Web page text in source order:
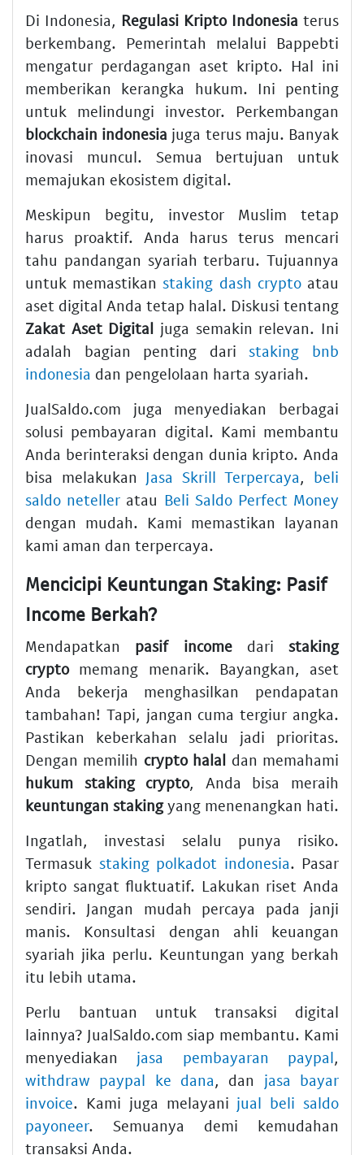
Di Indonesia, Regulasi Kripto Indonesia terus
berkembang. Pemerintah melalui Bappebti
mengatur perdagangan aset kripto. Hal ini
memberikan kerangka hukum. Ini penting
untuk melindungi investor. Perkembangan
blockchain indonesia juga terus maju. Banyak
inovasi muncul. Semua bertujuan untuk
memajukan ekosistem digital.
Meskipun begitu, investor Muslim tetap
harus proaktif. Anda harus terus mencari
tahu pandangan syariah terbaru. Tujuannya
untuk memastikanstaking dash cryptoatau
aset digital Anda tetap halal. Diskusi tentang
Zakat Aset Digital juga semakin relevan. Ini
adalah bagian penting daristaking bnb
indonesia dan pengelolaan harta syariah.
JualSaldo.com juga menyediakan berbagai
solusi pembayaran digital. Kami membantu
Anda berinteraksi dengan dunia kripto. Anda
bisa melakukan Jasa Skrill Terpercaya, beli
saldo neteller atau Beli Saldo Perfect Money
dengan mudah. Kami memastikan layanan
kami aman dan terpercaya.
Mencicipi Keuntungan Staking: Pasif
Income Berkah?
Mendapatkan pasif incomedari staking
cryptomemang menarik. Bayangkan, aset
Anda bekerja menghasilkan pendapatan
tambahan! Tapi, jangan cuma tergiur angka.
Pastikan keberkahan selalu jadi prioritas.
Dengan memilih crypto halal dan memahami
hukum staking crypto, Anda bisa meraih
keuntungan stakingyang menenangkan hati.
Ingatlah, investasi selalu punya risiko.
Termasuk staking polkadot indonesia. Pasar
kripto sangat fluktuatif. Lakukan riset Anda
sendiri. Jangan mudah percaya pada janji
manis. Konsultasi dengan ahli keuangan
syariah jika perlu. Keuntungan yang berkah
itu lebih utama.
Perlu bantuan untuk transaksi digital
lainnya? JualSaldo.com siap membantu. Kami
menyediakan jasa pembayaran paypal,
withdraw paypal ke dana, dan jasa bayar
invoice. Kami juga melayani jual beli saldo
payoneer. Semuanya demi kemudahan
transaksi Anda.